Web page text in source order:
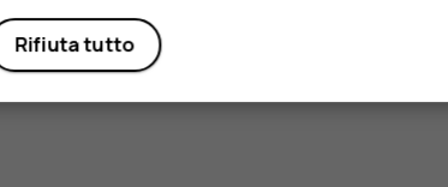
Rifiuta tutto